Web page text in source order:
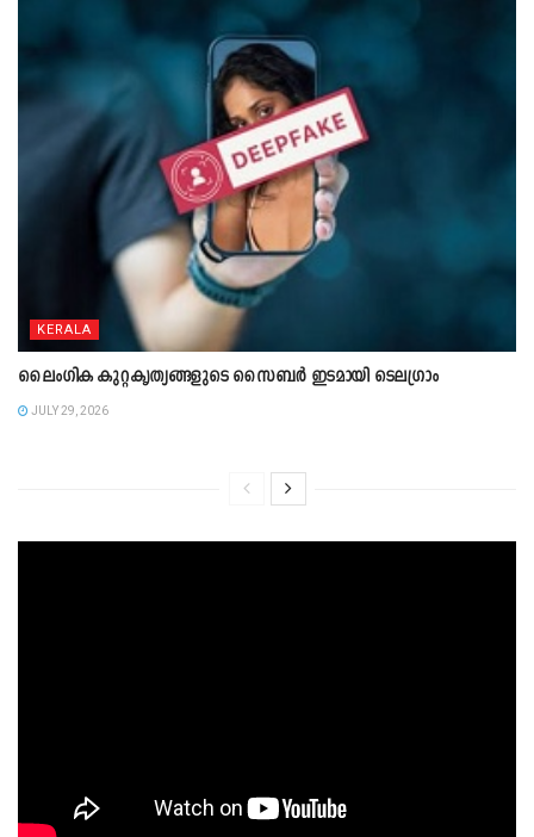
KERALA
ലൈംഗിക കുറ്റകൃത്യങ്ങളുടെ സൈബർ ഇടമായി ടെലഗ്രാം
JULY 29, 2026